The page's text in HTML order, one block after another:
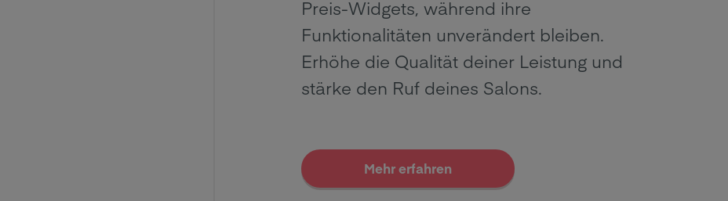
Preis-Widgets, während ihre
Funktionalitäten unverändert bleiben.
Erhöhe die Qualität deiner Leistung und
stärke den Ruf deines Salons.
Mehr erfahren